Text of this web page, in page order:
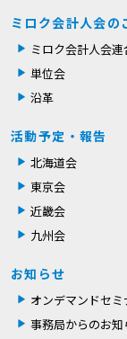
ミロク会計人会の
ミロク会計人会連
単位会
沿革
活動予定・報告
北海道会
東京会
近畿会
九州会
お知らせ
オンデマンドセミ
事務局からのお知